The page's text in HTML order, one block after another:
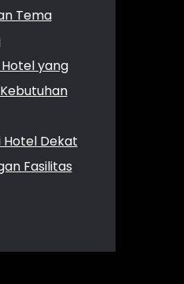
Tema
yang
Hotel Dekat
Fasilitas